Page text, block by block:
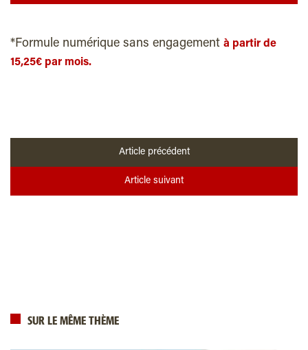
*Formule numérique sans engagement à partir de
15,25€ par mois.
Article précédent
Article suivant
SUR LE MÊME THÈME